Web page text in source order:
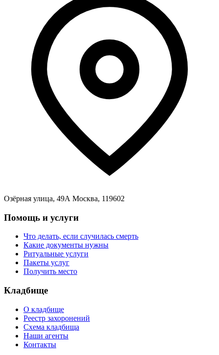
Озёрная улица, 49А Москва, 119602
Помощь и услуги
Что делать, если случилась смерть
Какие документы нужны
Ритуальные услуги
Пакеты услуг
Получить место
Кладбище
О кладбище
Реестр захоронений
Схема кладбища
Наши агенты
Контакты